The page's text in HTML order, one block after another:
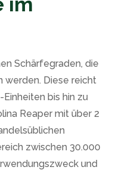
Schärfegraden, die
werden. Diese reicht
bis hin zu
Reaper mit über 2
zwischen 30.000
und